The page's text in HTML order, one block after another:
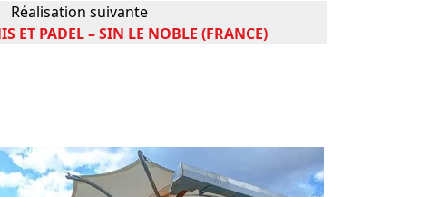
Réalisation suivante
ET PADEL – SIN LE NOBLE (FRANCE)